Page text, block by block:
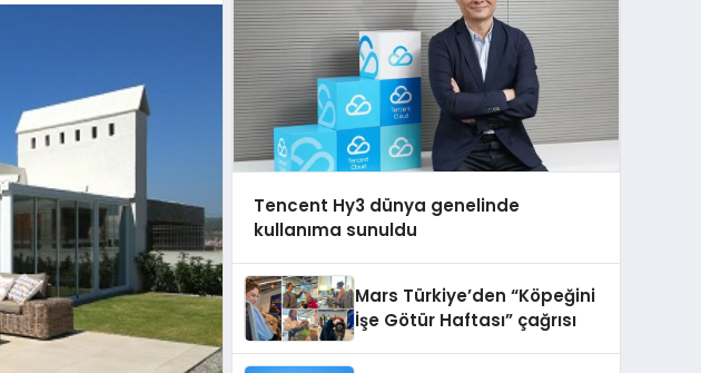
Tencent Hy3 dünya genelinde
kullanıma sunuldu
Mars Türkiye’den “Köpeğini
İşe Götür Haftası” çağrısı